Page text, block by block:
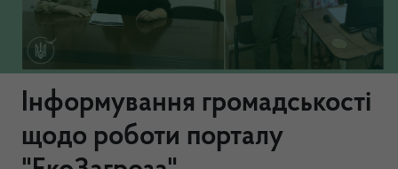
Інформування громадськості
щодо роботи порталу